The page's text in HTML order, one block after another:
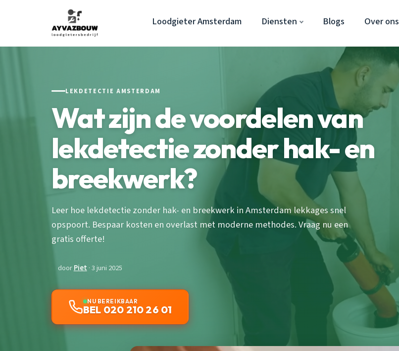
Loodgieter Amsterdam Diensten Blogs Over ons
LEKDETECTIE AMSTERDAM
Wat zijn de voordelen van
lekdetectie zonder hak- en
breekwerk?
Leer hoe lekdetectie zonder hak- en breekwerk in Amsterdam lekkages snel
opspoort. Bespaar kosten en overlast met moderne methodes. Vraag nu een
gratis offerte!
doorPiet · 3 juni 2025
NU BEREIKBAAR
BEL 020 210 26 01